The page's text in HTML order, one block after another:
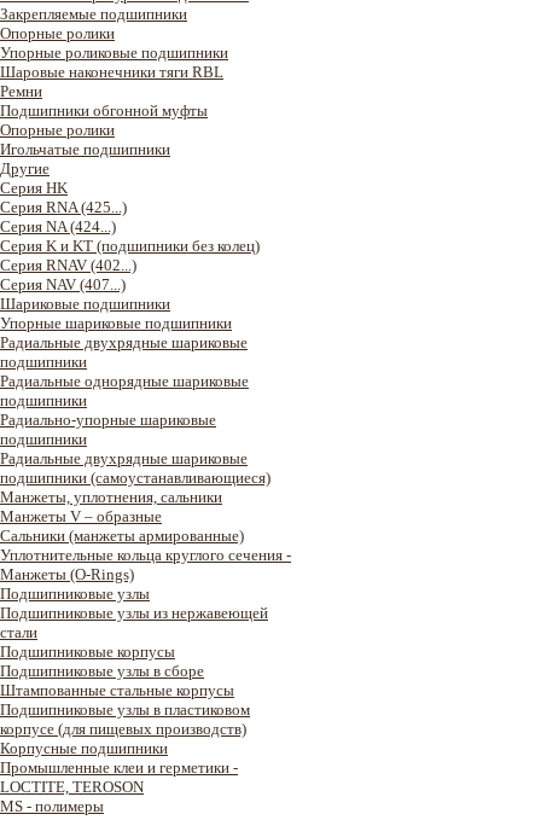
Закрепляемые подшипники
Опорные ролики
Упорные роликовые подшипники
Шаровые наконечники тяги RBL
Ремни
Подшипники обгонной муфты
Опорные ролики
Игольчатые подшипники
Другие
Серия HK
Серия RNA (425...)
Серия NA (424...)
Серия K и KT (подшипники без колец)
Серия RNAV (402...)
Серия NAV (407...)
Шариковые подшипники
Упорные шариковые подшипники
Радиальные двухрядные шариковые
подшипники
Радиальные однорядные шариковые
подшипники
Радиально-упорные шариковые
подшипники
Радиальные двухрядные шариковые
подшипники (самоустанавливающиеся)
Манжеты, уплотнения, сальники
Манжеты V – образные
Сальники (манжеты армированные)
Уплотнительные кольца круглого сечения -
Манжеты (O-Rings)
Подшипниковые узлы
Подшипниковые узлы из нержавеющей
стали
Подшипниковые корпусы
Подшипниковые узлы в сборе
Штампованные стальные корпусы
Подшипниковые узлы в пластиковом
корпусе (для пищевых производств)
Корпусные подшипники
Промышленные клеи и герметики -
LOCTITE, TEROSON
MS - полимеры